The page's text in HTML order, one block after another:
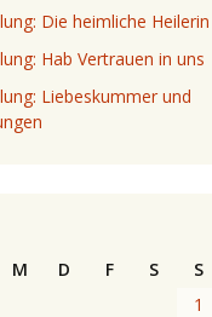
Die heimliche Heilerin
Hab Vertrauen in uns
Liebeskummer und
M D F S
S
1